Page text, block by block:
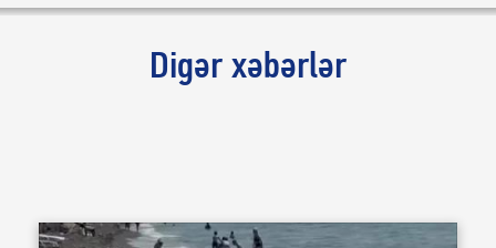
Digər xəbərlər